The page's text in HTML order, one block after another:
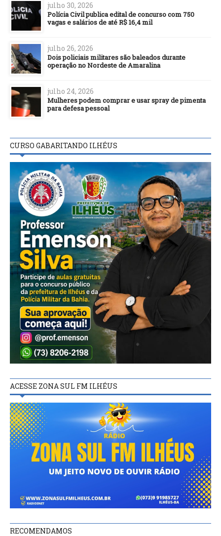
julho 30, 2026
Polícia Civil publica edital de concurso com 750
vagas e salários de até R$ 16,4 mil
julho 26, 2026
Dois policiais militares são baleados durante
operação no Nordeste de Amaralina
julho 24, 2026
Mulheres podem comprar e usar spray de pimenta
para defesa pessoal
CURSO GABARITANDO ILHÉUS
ACESSE ZONA SUL FM ILHÉUS
RECOMENDAMOS